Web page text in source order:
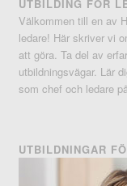
UTBILDING FÖR
Välkommen till en av
ledare! Här skriver vi
att göra. Ta del av
utbildningsvägar. Lär
som chef och ledare
UTBILDNINGAR